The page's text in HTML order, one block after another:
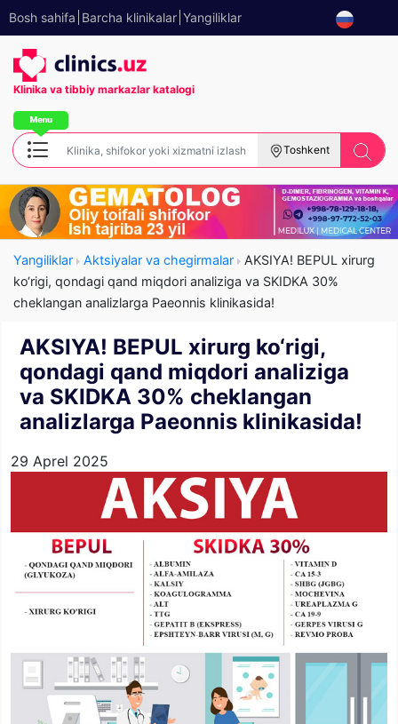
Bosh sahifa Barcha klinikalar Yangiliklar
Klinika va tibbiy markazlar katalogi
Toshkent
Yangiliklar Aktsiyalar va chegirmalar
AKSIYA! BEPUL xirurg
ko‘rigi, qondagi qand miqdori analiziga va SKIDKA 30%
cheklangan analizlarga Paeonnis klinikasida!
AKSIYA! BEPUL xirurg ko‘rigi,
qondagi qand miqdori analiziga
va SKIDKA 30% cheklangan
analizlarga Paeonnis klinikasida!
29 Aprel 2025